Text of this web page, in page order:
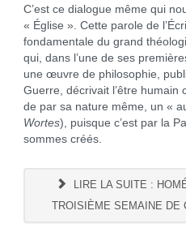
C’est ce dialogue même qui
« Église ». Cette parole de
fondamentale du grand
qui, dans l’une de ses
une œuvre de philosophie,
Guerre, décrivait l’être humain
de par sa nature même, un «
Wortes), puisque c’est par la
sommes créés.
LIRE LA SUITE :
TROISIÈME SEMAINE DE